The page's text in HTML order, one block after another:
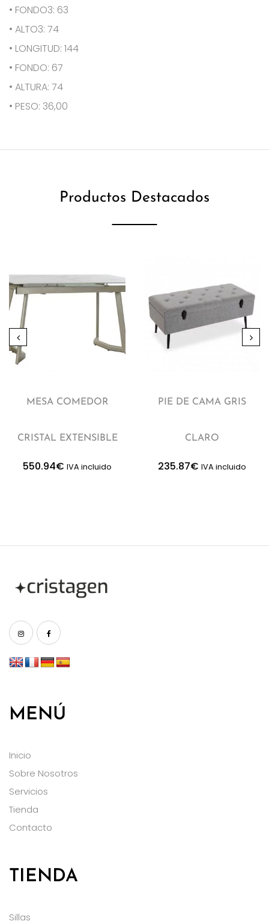
• FONDO3: 63
• ALTO3: 74
• LONGITUD: 144
• FONDO: 67
• ALTURA: 74
• PESO: 36,00
Productos Destacados
MESA COMEDOR
CRISTAL EXTENSIBLE
550.94€ IVA incluido
PIE DE CAMA GRIS
CLARO
235.87€ IVA incluido
MENÚ
Inicio
Sobre Nosotros
Servicios
Tienda
Contacto
TIENDA
Sillas